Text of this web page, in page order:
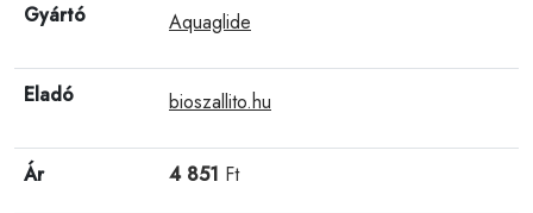
Gyártó Aquaglide
Eladó bioszallito.hu
Ár 4 851 Ft